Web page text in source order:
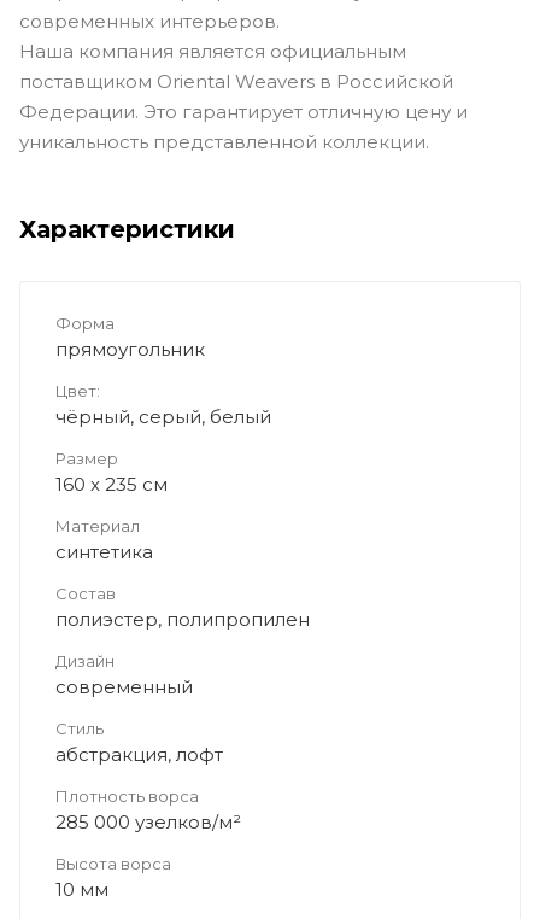
современных интерьеров.
Наша компания является официальным
поставщиком Oriental Weavers в Российской
Федерации. Это гарантирует отличную цену и
уникальность представленной коллекции.
Характеристики
Форма
прямоугольник
Цвет:
чёрный, серый, белый
Размер
160 x 235 см
Материал
синтетика
Состав
полиэстер, полипропилен
Дизайн
современный
Стиль
абстракция, лофт
Плотность ворса
285 000 узелков/м²
Высота ворса
10 мм